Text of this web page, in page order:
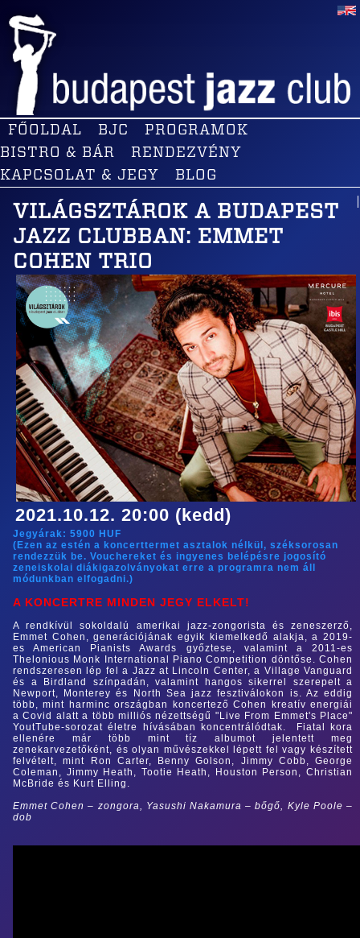
FŐOLDAL BJC
PROGRAMOK
BISTRO & BÁR
RENDEZVÉNY
KAPCSOLAT & JEGY
BLOG
VILÁGSZTÁROK A BUDAPEST
JAZZ CLUBBAN: EMMET
COHEN TRIO
2021.10.12. 20:00 (kedd)
Jegyárak: 5900 HUF
(Ezen az estén a koncerttermet asztalok nélkül, széksorosan
rendezzük be. Vouchereket és ingyenes belépésre jogosító
zeneiskolai diákigazolványokat erre a programra nem áll
módunkban elfogadni.)
A KONCERTRE MINDEN JEGY ELKELT!
A rendkívül sokoldalú amerikai jazz-zongorista és zeneszerző,
Emmet Cohen, generációjának egyik kiemelkedő alakja, a 2019-
es American Pianists Awards győztese, valamint a 2011-es
Thelonious Monk International Piano Competition döntőse. Cohen
rendszeresen lép fel a Jazz at Lincoln Center, a Village Vanguard
és a Birdland színpadán, valamint hangos sikerrel szerepelt a
Newport, Monterey és North Sea jazz fesztiválokon is. Az eddig
több, mint harminc országban koncertező Cohen kreatív energiái
a Covid alatt a több milliós nézettségű "Live From Emmet's Place"
YoutTube-sorozat életre hívásában koncentrálódtak. Fiatal kora
ellenére már több mint tíz albumot jelentett meg
zenekarvezetőként, és olyan művészekkel lépett fel vagy készített
felvételt, mint Ron Carter, Benny Golson, Jimmy Cobb, George
Coleman, Jimmy Heath, Tootie Heath, Houston Person, Christian
McBride és Kurt Elling.
Emmet Cohen – zongora, Yasushi Nakamura – bőgő, Kyle Poole –
dob